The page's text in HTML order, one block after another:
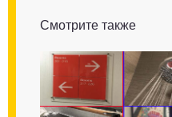
Смотрите также